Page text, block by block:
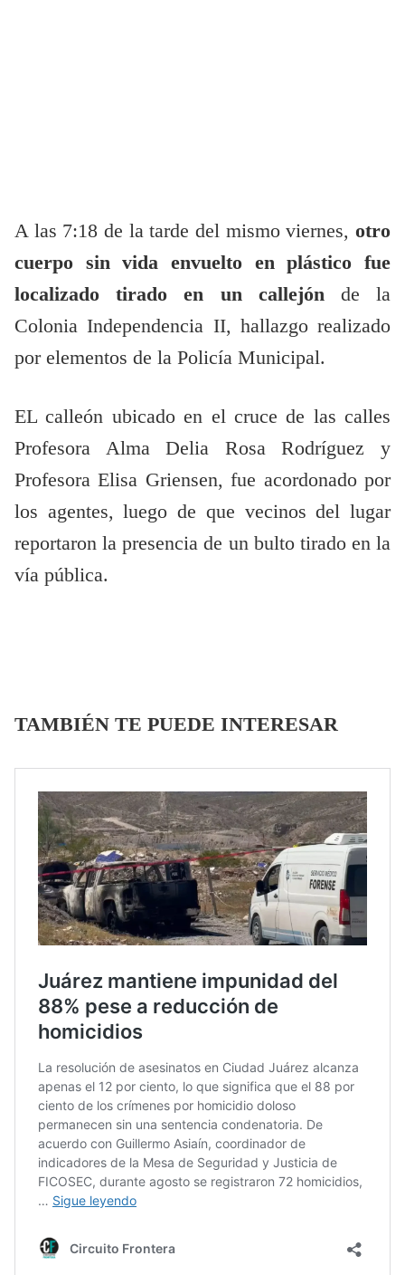
A las 7:18 de la tarde del mismo viernes, otro
cuerpo sin vida envuelto en plástico fue
localizado tirado en un callejón de la
Colonia Independencia II, hallazgo realizado
por elementos de la Policía Municipal.
EL calleón ubicado en el cruce de las calles
Profesora Alma Delia Rosa Rodríguez y
Profesora Elisa Griensen, fue acordonado por
los agentes, luego de que vecinos del lugar
reportaron la presencia de un bulto tirado en la
vía pública.
TAMBIÉN TE PUEDE INTERESAR